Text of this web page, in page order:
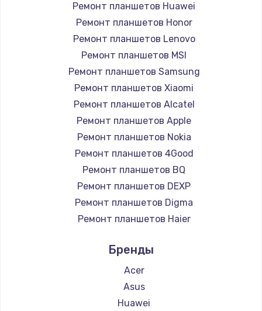
Ремонт планшетов Huawei
Ремонт планшетов Honor
Ремонт планшетов Lenovo
Ремонт планшетов MSI
Ремонт планшетов Samsung
Ремонт планшетов Xiaomi
Ремонт планшетов Alcatel
Ремонт планшетов Apple
Ремонт планшетов Nokia
Ремонт планшетов 4Good
Ремонт планшетов BQ
Ремонт планшетов DEXP
Ремонт планшетов Digma
Ремонт планшетов Haier
Ремонт планшетов Prestigio
Ремонт планшетов Microsoft
Ремонт планшетов BlackView
Ремонт планшетов Amazon
Бренды
Acer
Asus
Huawei